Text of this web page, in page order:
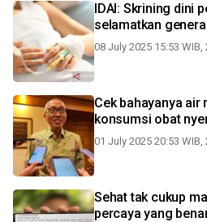
IDAI: Skrining dini
selamatkan
08 July 2025 15:53 WIB,
Cek bahayanya air
konsumsi obat
01 July 2025 20:53 WIB,
Sehat tak cukup
percaya yang